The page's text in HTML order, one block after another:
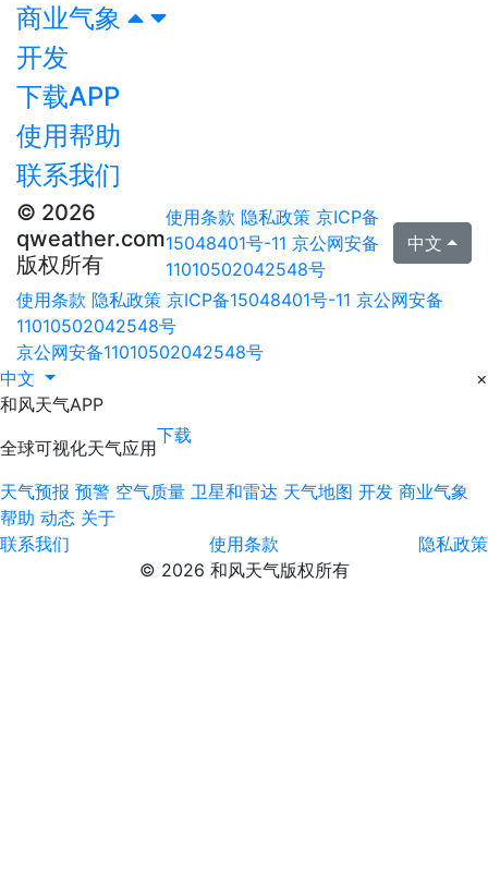
商业气象
开发
下载APP
使用帮助
联系我们
© 2026
qweather.com
版权所有
使用条款 隐私政策 京ICP备
15048401号-11 京公网安备
11010502042548号
中文
使用条款 隐私政策 京ICP备15048401号-11 京公网安备
11010502042548号
京公网安备11010502042548号
中文
×
和风天气APP
全球可视化天气应用
下载
天气预报 预警 空气质量 卫星和雷达 天气地图 开发 商业气象
帮助 动态 关于
联系我们
使用条款
隐私政策
© 2026 和风天气版权所有